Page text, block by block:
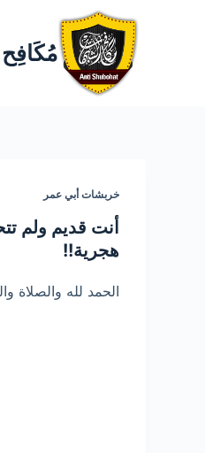
خربشات أبي عمر
هجرية!!
الحمد لله والصلاة